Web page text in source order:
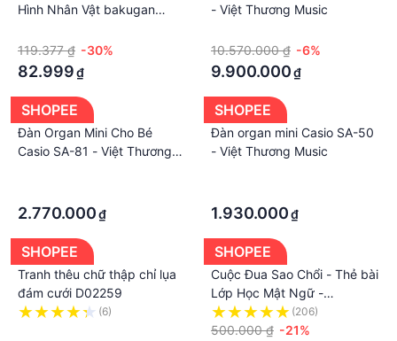
Hình Nhân Vật bakugan
gundalian Trong Phim Hoạt
Hình Kỳ Lân
119.377 ₫ -30%
82.999₫
- Việt Thương Music
10.570.000 ₫ -6%
9.900.000₫
SHOPEE
Đàn Organ Mini Cho Bé
Casio SA-81 - Việt Thương
2.770.000₫
SHOPEE
Đàn organ mini Casio SA-50
- Việt Thương Music
1.930.000₫
SHOPEE
Tranh thêu chữ thập chỉ lụa
đám cưới D02259
(6)
SHOPEE
Cuộc Đua Sao Chổi - Thẻ bài
Lớp Học Mật Ngữ -
Boardgame hot nhất 2023
(206)
500.000 ₫ -21%